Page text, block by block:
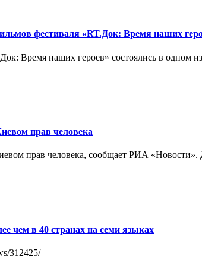
фестиваля «RT.Док: Время наших
Время наших героев» состоялись в одном
прав человека
прав человека, сообщает РИА «Новости».
чем в 40 странах на семи языках
312425/